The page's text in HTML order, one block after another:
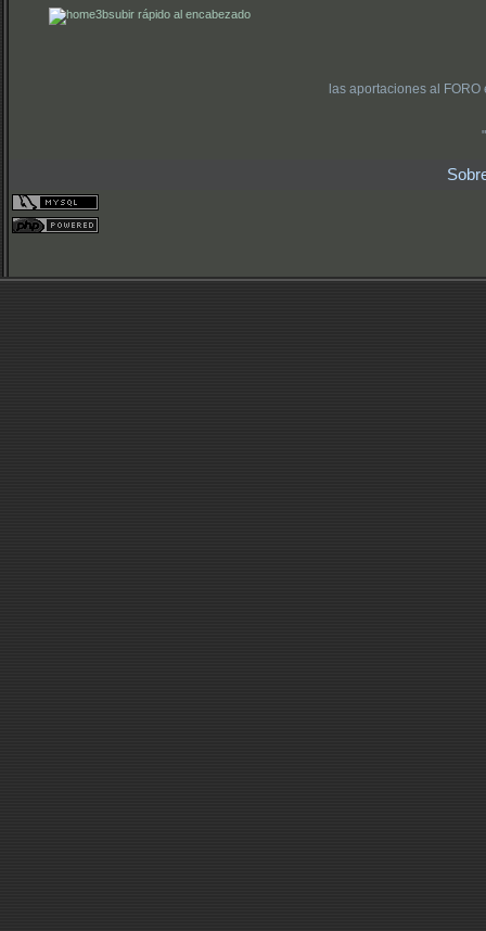
subir rápido al encabezado
las aportaciones al